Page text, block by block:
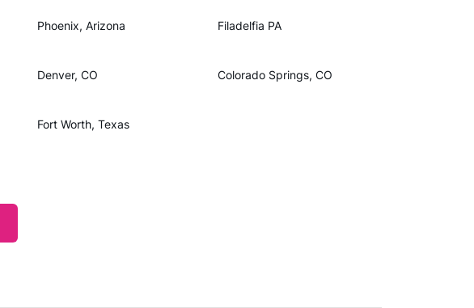
Phoenix, Arizona Filadelfia PA
Denver, CO Colorado Springs, CO
Fort Worth, Texas